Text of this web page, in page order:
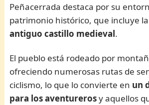
Peñacerrada destaca por su
patrimonio histórico, que incluye
antiguo castillo medieval.
El pueblo está rodeado por
ofreciendo numerosas rutas de
ciclismo, lo que lo convierte en un
para los aventurerosy aquellos